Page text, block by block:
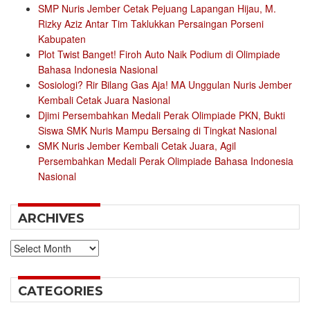
SMP Nuris Jember Cetak Pejuang Lapangan Hijau, M.
Rizky Aziz Antar Tim Taklukkan Persaingan Porseni
Kabupaten
Plot Twist Banget! Firoh Auto Naik Podium di Olimpiade
Bahasa Indonesia Nasional
Sosiologi? Rir Bilang Gas Aja! MA Unggulan Nuris Jember
Kembali Cetak Juara Nasional
Djimi Persembahkan Medali Perak Olimpiade PKN, Bukti
Siswa SMK Nuris Mampu Bersaing di Tingkat Nasional
SMK Nuris Jember Kembali Cetak Juara, Agil
Persembahkan Medali Perak Olimpiade Bahasa Indonesia
Nasional
ARCHIVES
Archives
CATEGORIES